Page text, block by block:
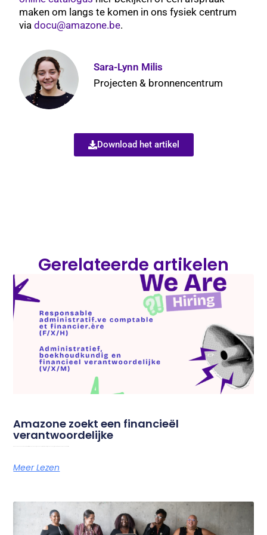
maken om langs te komen in ons fysiek centrum
viadocu@amazone.be.
Sara-Lynn Milis
Projecten & bronnencentrum
Download het artikel
Gerelateerde artikelen
Amazone zoekt een financieël
verantwoordelijke
Meer Lezen